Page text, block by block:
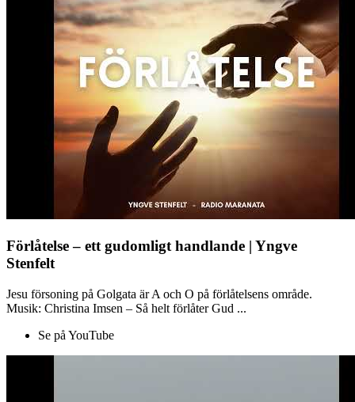
Förlåtelse – ett gudomligt handlande | Yngve
Stenfelt
Jesu försoning på Golgata är A och O på förlåtelsens område.
Musik: Christina Imsen – Så helt förlåter Gud ...
Se på YouTube